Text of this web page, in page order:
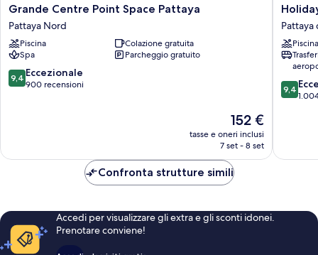
Grande
Centre
Point
Space
Pattaya
Pattaya
Nord
Grande Centre Point Space Pattaya
Pattaya Nord
Piscina
Colazione gratuita
Spa
Parcheggio gratuito
9.4
su
9,4 Eccezionale
900 recensioni
Il
prezzo
attuale
152 €
152 €
tasse e oneri inclusi
7 set - 8 set
Holiday
Inn
Pattaya
by
IHG
Pattaya
centro
Pattaya
Piscina
9.4
su
9,4
Confronta strutture simili
Accedi per visualizzare gli extra e gli sconti idonei.
Prenotare conviene!